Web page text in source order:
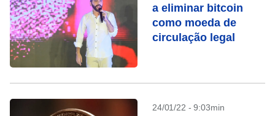
a eliminar bitcoin
como moeda de
circulação legal
24/01/22 - 9:03min